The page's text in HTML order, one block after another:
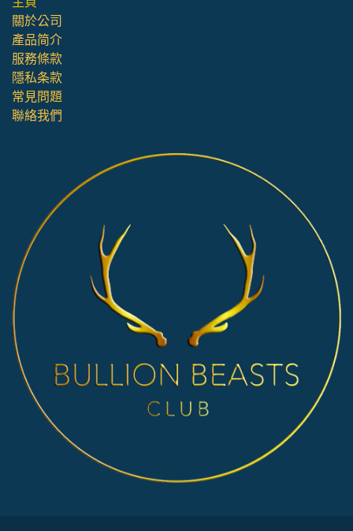
關於公司
產品简介
服務條款
隱私条款
常見問題
聯絡我們